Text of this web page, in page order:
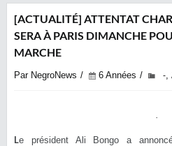
[ACTUALITÉ] ATTENTAT
SERA À PARIS DIMANCHE
MARCHE
Par NegroNews 6 Années -,
Le président Ali Bongo a